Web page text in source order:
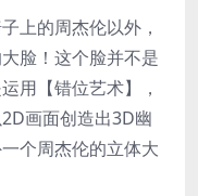
上的周杰伦以外，
脸！这个脸并不是
用【错位艺术】，
画面创造出3D幽
个周杰伦的立体大